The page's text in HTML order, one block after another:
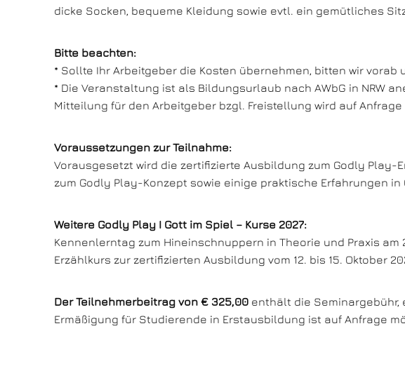
dicke Socken, bequeme Kleidung sowie evtl. ein gemütliches
Bitte beachten:
* Sollte Ihr Arbeitgeber die Kosten übernehmen, bitten wir
* Die Veranstaltung ist als Bildungsurlaub nach AWbG in NRW
Mitteilung für den Arbeitgeber bzgl. Freistellung wird auf
Voraussetzungen zur Teilnahme:
Vorausgesetzt wird die zertifizierte Ausbildung zum Godly
zum Godly Play-Konzept sowie einige praktische Erfahrungen in
Weitere Godly Play I Gott im Spiel – Kurse 2027:
Kennenlerntag zum Hineinschnuppern in Theorie und Praxis am
Erzählkurs zur zertifizierten Ausbildung vom 12. bis 15. Oktober
Der Teilnehmerbeitrag von € 325,00 enthält die Seminargebühr,
Ermäßigung für Studierende in Erstausbildung ist auf Anfrage